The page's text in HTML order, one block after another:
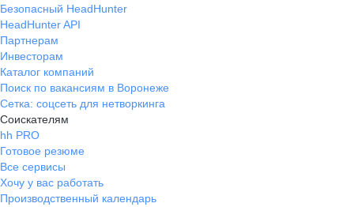
Безопасный HeadHunter
HeadHunter API
Партнерам
Инвесторам
Каталог компаний
Поиск по вакансиям в Воронеже
Сетка: соцсеть для нетворкинга
Соискателям
hh PRO
Готовое резюме
Все сервисы
Хочу у вас работать
Производственный календарь